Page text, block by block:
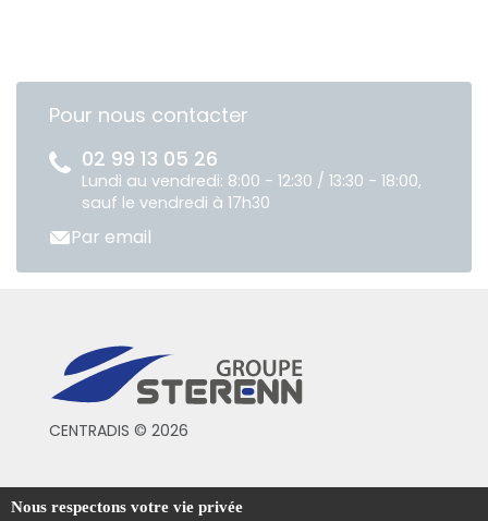
Pour nous contacter
02 99 13 05 26
Lundi au vendredi: 8:00 - 12:30 / 13:30 - 18:00,
sauf le vendredi à 17h30
Par email
CENTRADIS © 2026
Conditions générales de vente
Nous respectons votre vie privée